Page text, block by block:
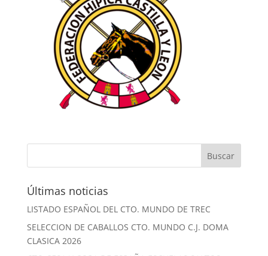
Últimas noticias
LISTADO ESPAÑOL DEL CTO. MUNDO DE TREC
SELECCION DE CABALLOS CTO. MUNDO C.J. DOMA
CLASICA 2026